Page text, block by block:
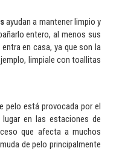
ayudan a mantener limpio y
entero, al menos sus
en casa, ya que son la
limpiale con toallitas
pelo está provocada por el
en las estaciones de
que afecta a muchos
de pelo principalmente